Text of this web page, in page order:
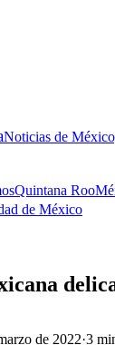
Noticias de
Quintana Roo
de México
de 2022·3